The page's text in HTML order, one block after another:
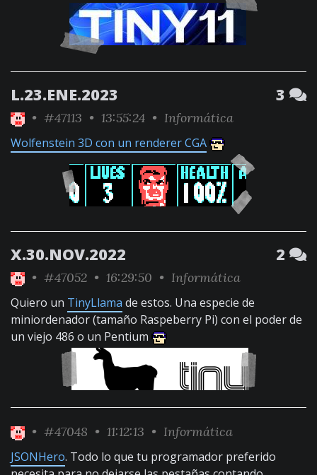
L.23.ENE.2023 3
• #47113 • 13:55:24 • Informática
Wolfenstein 3D con un renderer CGA
X.30.NOV.2022 2
• #47052 • 16:29:50 • Informática
Quiero un TinyLlama de estos. Una especie de
miniordenador (tamaño Raspeberry Pi) con el poder de
un viejo 486 o un Pentium
• #47048 • 11:12:13 • Informática
JSONHero. Todo lo que tu programador preferido